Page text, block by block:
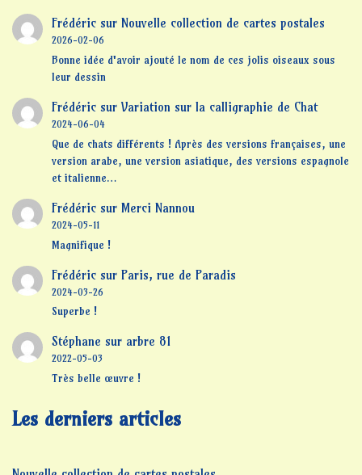
Frédéricsur Nouvelle collection de cartes postales
2026-02-06
Bonne idée d'avoir ajouté le nom de ces jolis oiseaux sous
leur dessin
Frédéricsur Variation sur la calligraphie de Chat
2024-06-04
Que de chats différents ! Après des versions françaises, une
version arabe, une version asiatique, des versions espagnole
et italienne…
Frédéricsur Merci Nannou
2024-05-11
Magnifique !
Frédéricsur Paris, rue de Paradis
2024-03-26
Superbe !
Stéphane sur arbre 81
2022-05-03
Très belle œuvre !
Les derniers articles